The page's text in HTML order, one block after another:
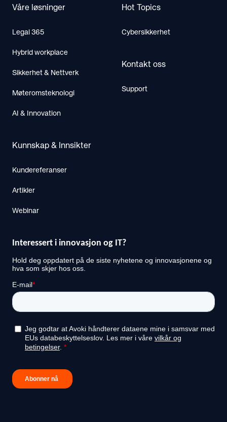
Våre løsninger
Legal 365
Hybrid workplace
Sikkerhet & Nettverk
Møteromsteknologi
AI & Innovation
Kunnskap & Innsikter
Kundereferanser
Artikler
Webinar
Hot Topics
Cybersikkerhet
Kontakt oss
Support